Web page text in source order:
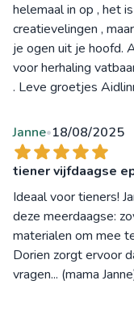
helemaal in op , het
creatievelingen ,
je ogen uit je hoofd.
voor herhaling
. Leve groetjes
Janne•18/08/2025
tiener vijfdaagse
Ideaal voor tieners!
deze meerdaagse:
materialen om mee
Dorien zorgt ervoor
vragen... (mama